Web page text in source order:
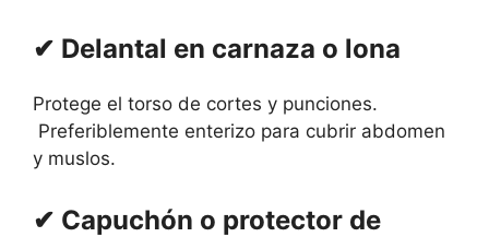
✔ Delantal en carnaza o lona
Protege el torso de cortes y punciones.
Preferiblemente enterizo para cubrir abdomen
y muslos.
✔ Capuchón o protector de